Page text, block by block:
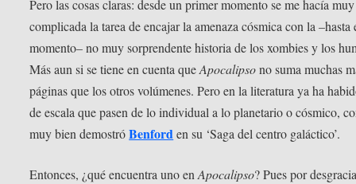
Pero las cosas claras: desde un primer momento se me hacía muy
complicada la tarea de encajar la amenaza cósmica con la –hasta
momento– no muy sorprendente historia de los xombies y los
Más aun si se tiene en cuenta queApocalipsono suma muchas
páginas que los otros volúmenes. Pero en la literatura ya ha
de escala que pasen de lo individual a lo planetario o cósmico,
muy bien demostróBenforden su ‘Saga del centro galáctico’.
Entonces, ¿qué encuentra uno enApocalipso? Pues por